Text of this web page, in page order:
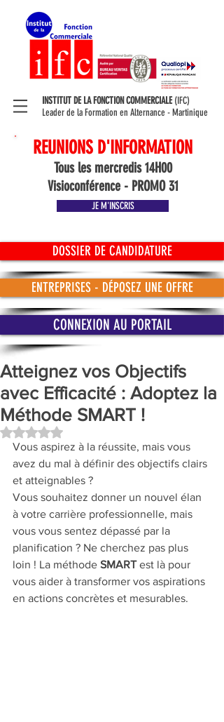
INSTITUT DE LA FONCTION COMMERCIALE (IFC)
Leader de la Formation en Alternance - Martinique
REUNIONS D'INFORMATION
Tous les mercredis 14H00
Visioconférence - PROMO 31
JE M'INSCRIS
DOSSIER DE CANDIDATURE
ENTREPRISES - DÉPOSEZ UNE OFFRE
CONNEXION AU PORTAIL
Atteignez vos Objectifs
avec Efficacité : Adoptez la
Méthode SMART !
Noté NaN étoiles sur 5.
Vous aspirez à la réussite, mais vous
avez du mal à définir des objectifs clairs
et atteignables ?
Vous souhaitez donner un nouvel élan
à votre carrière professionnelle, mais
vous vous sentez dépassé par la
planification ? Ne cherchez pas plus
loin ! La méthode SMART est là pour
vous aider à transformer vos aspirations
en actions concrètes et mesurables.